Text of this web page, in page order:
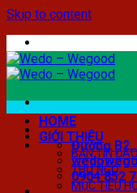
Skip to content
Đường B2,
0904 852
HOME
GIỚI THIỆU
BẢN TIN
THƯ NGỎ
MỤC TIÊU